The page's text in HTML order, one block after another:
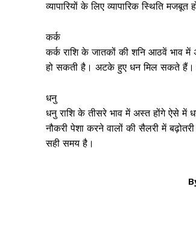
व्यापारियों के लिए व्यापारिक स्थिति मजबूत
कर्क
कर्क राशि के जातकों की शनि आठवें भाव में
हो सकती है। अटके हुए धन मिल सकते हैं।
धनु
धनु राशि के तीसरे भाव में अस्त होंगे ऐसे में
नौकरी पेशा करने वालों की सैलरी में
सही समय है।